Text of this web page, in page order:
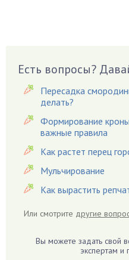
Вешенки
Виноград
Вредители
Гардения
Гацания
Гвоздики
Георгины
Гиацинт
Есть вопросы?
Пересадка
делать?
Формирование
важные правила
Как растет перец
Мульчирование
Как вырастить
Или смотрите другие
Вы можете задать свой
экспертам и